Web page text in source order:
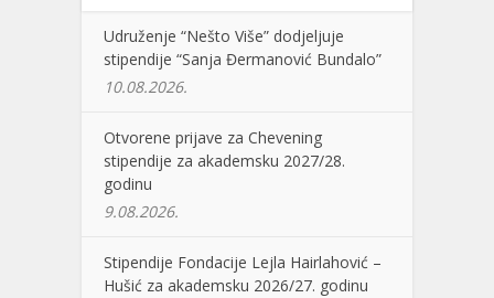
Udruženje “Nešto Više” dodjeljuje
stipendije “Sanja Đermanović Bundalo”
10.08.2026.
Otvorene prijave za Chevening
stipendije za akademsku 2027/28.
godinu
9.08.2026.
Stipendije Fondacije Lejla Hairlahović –
Hušić za akademsku 2026/27. godinu